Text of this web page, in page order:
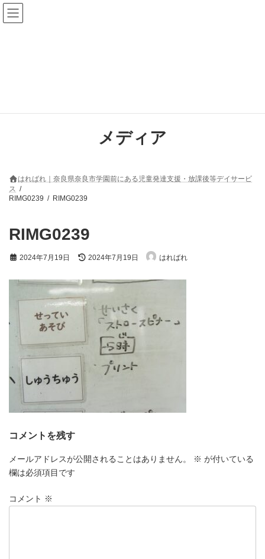
コ
ン
テ
ナ
ビ
ゲ
メディア
はればれ｜奈良県奈良市学園前にある児童発達支援・放課後等デイサービ
ス
RIMG0239
RIMG0239
RIMG0239
2024年7月19日
最
新
日
2024年7月19日 はればれ
コメントを残す
メールアドレスが公開されることはありません。 ※ が付いている
欄は必須項目です
コメント ※